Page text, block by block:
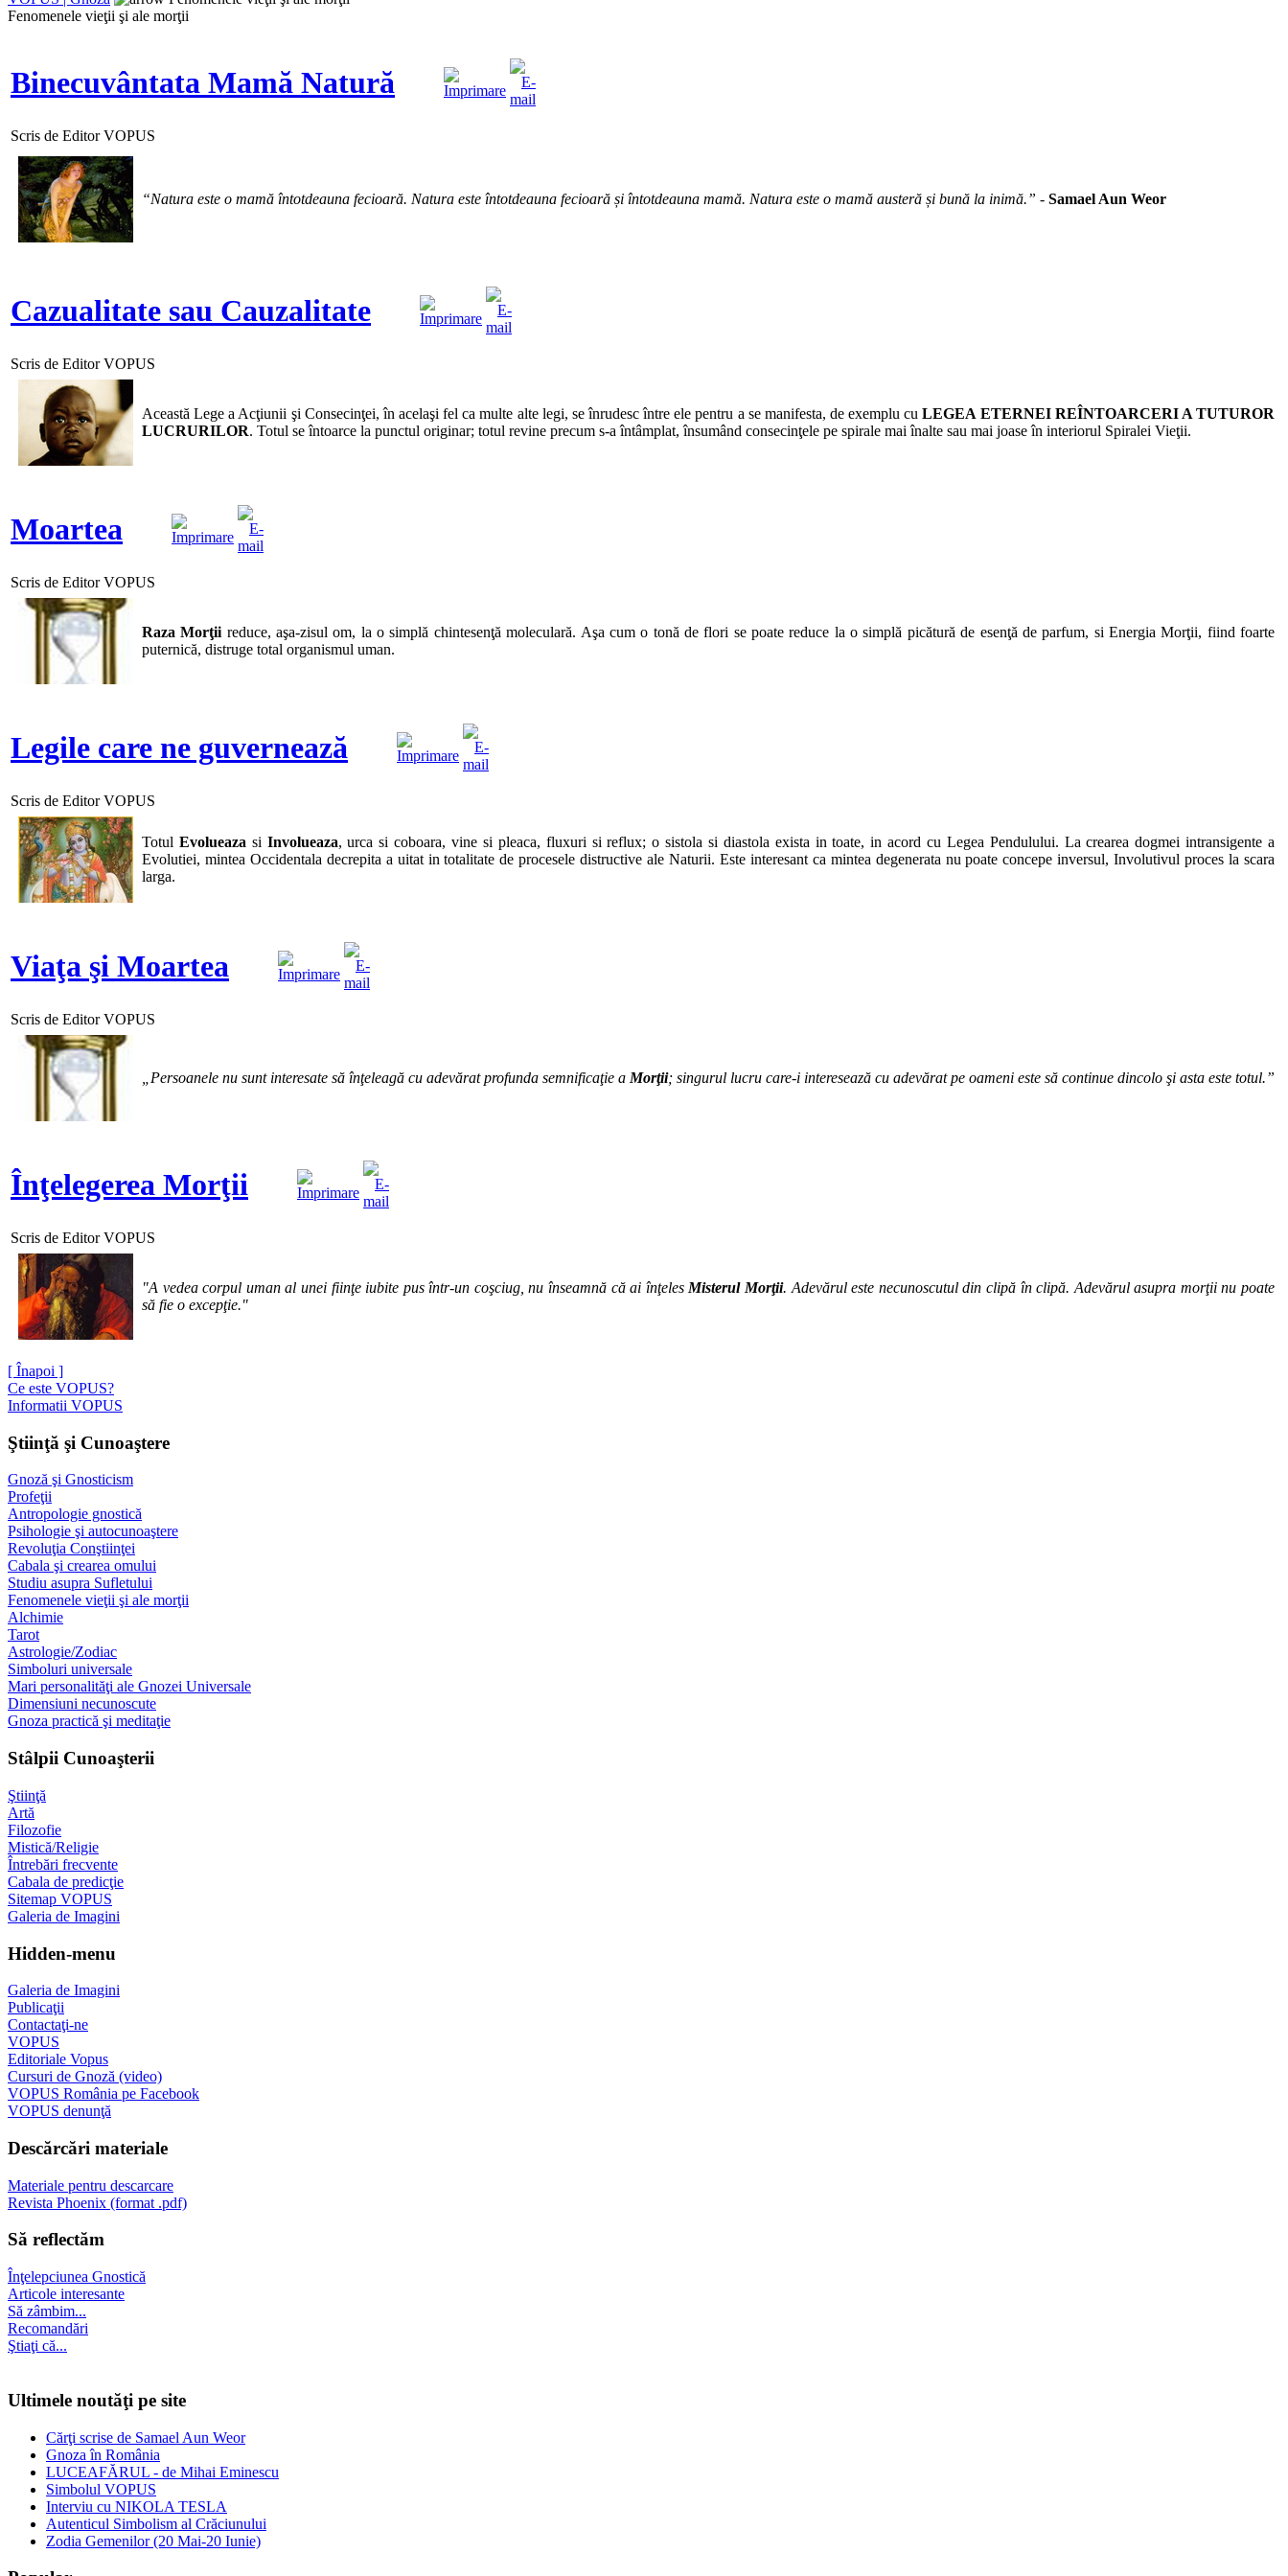
Fenomenele vieţii şi ale morţii
Binecuvântata Mamă Natură
Scris de Editor VOPUS
“Natura este o mamă întotdeauna fecioară. Natura este întotdeauna fecioară și întotdeauna mamă. Natura este o mamă austeră și bună la inimă.” - Samael Aun Weor
Cazualitate sau Cauzalitate
Scris de Editor VOPUS
Această Lege a Acţiunii şi Consecinţei, în acelaşi fel ca multe alte legi, se înrudesc între ele pentru a se manifesta, de exemplu cuLEGEA ETERNEI REÎNTOARCERI A TUTUROR
LUCRURILOR. Totul se întoarce la punctul originar; totul revine precum s-a întâmplat, însumând consecinţele pe spirale mai înalte sau mai joase în interiorul Spiralei Vieţii.
Moartea
Scris de Editor VOPUS
Raza Morţii reduce, aşa-zisul om, la o simplă chintesenţă moleculară. Aşa cum o tonă de flori se poate reduce la o simplă picătură de esenţă de parfum, si Energia Morţii, fiind foarte
puternică, distruge total organismul uman.
Legile care ne guvernează
Scris de Editor VOPUS
Totul Evolueaza si Involueaza, urca si coboara, vine si pleaca, fluxuri si reflux; o sistola si diastola exista in toate, in acord cu Legea Pendulului. La crearea dogmei intransigente a
Evolutiei, mintea Occidentala decrepita a uitat in totalitate de procesele distructive ale Naturii. Este interesant ca mintea degenerata nu poate concepe inversul, Involutivul proces la scara
larga.
Viaţa şi Moartea
Scris de Editor VOPUS
„Persoanele nu sunt interesate să înţeleagă cu adevărat profunda semnificaţie a Morţii; singurul lucru care-i interesează cu adevărat pe oameni este să continue dincolo şi asta este totul.”
Înţelegerea Morţii
Scris de Editor VOPUS
"A vedea corpul uman al unei fiinţe iubite pus într-un coşciug, nu înseamnă că ai înţeles Misterul Morţii. Adevărul este necunoscutul din clipă în clipă. Adevărul asupra morţii nu poate
să fie o excepţie."
[ Înapoi ]
Ce este VOPUS?
Informatii VOPUS
Ştiinţă şi Cunoaştere
Gnoză şi Gnosticism
Profeţii
Antropologie gnostică
Psihologie şi autocunoaştere
Revoluţia Conştiinţei
Cabala şi crearea omului
Studiu asupra Sufletului
Fenomenele vieţii şi ale morţii
Alchimie
Tarot
Astrologie/Zodiac
Simboluri universale
Mari personalităţi ale Gnozei Universale
Dimensiuni necunoscute
Gnoza practică şi meditaţie
Stâlpii Cunoaşterii
Ştiinţă
Artă
Filozofie
Mistică/Religie
Întrebări frecvente
Cabala de predicţie
Sitemap VOPUS
Galeria de Imagini
Hidden-menu
Galeria de Imagini
Publicaţii
Contactaţi-ne
VOPUS
Editoriale Vopus
Cursuri de Gnoză (video)
VOPUS România pe Facebook
VOPUS denunţă
Descărcări materiale
Materiale pentru descarcare
Revista Phoenix (format .pdf)
Să reflectăm
Înţelepciunea Gnostică
Articole interesante
Să zâmbim...
Recomandări
Ştiaţi că...
Ultimele noutăţi pe site
Cărţi scrise de Samael Aun Weor
Gnoza în România
LUCEAFĂRUL - de Mihai Eminescu
Simbolul VOPUS
Interviu cu NIKOLA TESLA
Autenticul Simbolism al Crăciunului
Zodia Gemenilor (20 Mai-20 Iunie)